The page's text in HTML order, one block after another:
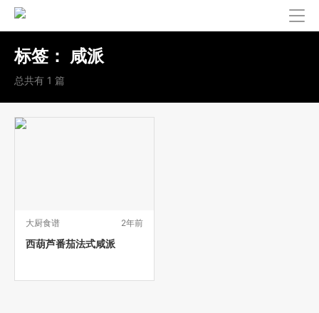
标签： 咸派
总共有 1 篇
大厨食谱 2年前
西葫芦番茄法式咸派